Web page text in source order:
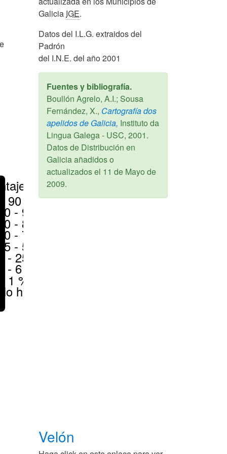
90 %
- 90 %
- 80 %
- 70 %
- 50 %
- 25 %
- 6 %
1 %
hay
Galicia IGE.
Datos del I.L.G. extraidos del
Padrón
del I.N.E. del año 2001
Fuentes y bibliografía.
Boullón Agrelo, A.I.; Sousa
Fernández, X., Cartografía dos
apelidos de Galicia, Instituto da
Lingua Galega - USC, 2001.
Datos de Distribución en
Galicia añadidos o
actualizados el 11 de Mayo de
2009.
Velón